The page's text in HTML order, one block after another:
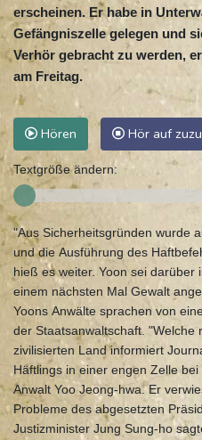
erscheinen. Er habe in
Gefängniszelle gelegen und
Verhör gebracht zu werden,
am Freitag.
Hören Hör auf
Textgröße ändern:
"Aus Sicherheitsgründen wurde
und die Ausführung des
hieß es weiter. Yoon sei darüber
einem nächsten Mal Gewalt
Yoons Anwälte sprachen von
der Staatsanwaltschaft. "Welche
zivilisierten Land informiert
Häftlings in einer engen Zelle
Anwalt Yoo Jeong-hwa. Er
Probleme des abgesetzten
Justizminister Jung Sung-ho